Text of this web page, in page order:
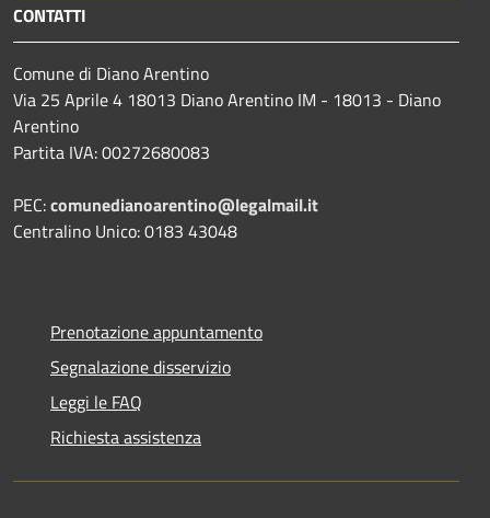
CONTATTI
Comune di Diano Arentino
Via 25 Aprile 4 18013 Diano Arentino IM - 18013 - Diano
Arentino
Partita IVA: 00272680083
PEC:comunedianoarentino@legalmail.it
Centralino Unico: 0183 43048
Prenotazione appuntamento
Segnalazione disservizio
Leggi le FAQ
Richiesta assistenza